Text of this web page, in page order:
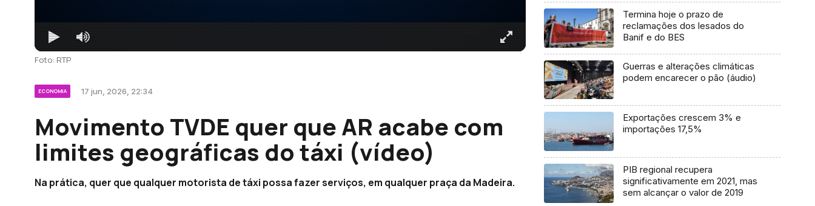
Foto: RTP
ECONOMIA 17 jun, 2026, 22:34
Movimento TVDE quer que AR acabe com
limites geográficas do táxi (vídeo)
Na prática, quer que qualquer motorista de táxi possa fazer serviços, em qualquer praça da Madeira.
Termina hoje o prazo de
reclamações dos lesados do
Banif e do BES
Guerras e alterações climáticas
podem encarecer o pão (áudio)
Exportações crescem 3% e
importações 17,5%
PIB regional recupera
significativamente em 2021, mas
sem alcançar o valor de 2019